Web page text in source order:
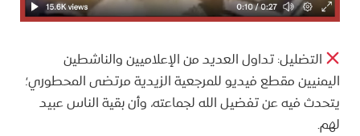
التضليل: تداول العديد من الإعلاميين والناشطين
اليمنيين مقطع فيديو للمرجعية الزيدية مرتضى المحطوري؛
يتحدث فيه عن تفضيل الله لجماعته، وأن بقية الناس عبيد
لهم.